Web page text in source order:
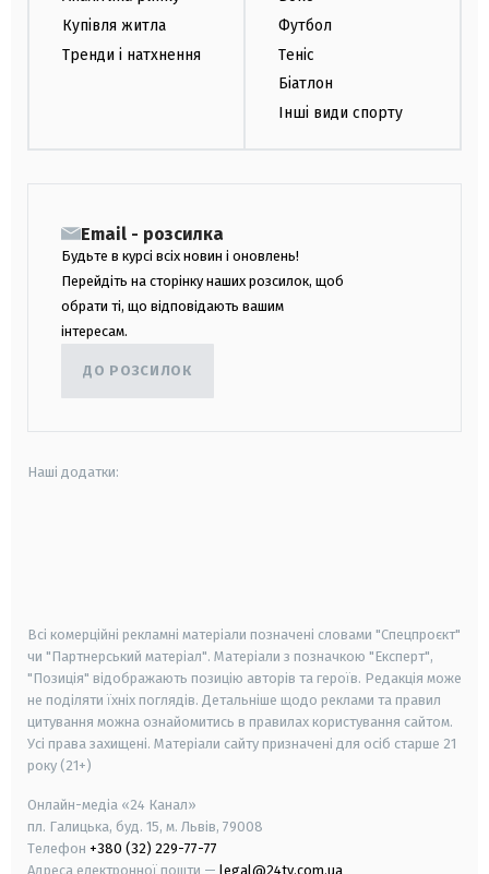
Купівля житла
Тренди і натхнення
Футбол
Теніс
Біатлон
Інші види спорту
Email - розсилка
Будьте в курсі всіх новин і оновлень!
Перейдіть на сторінку наших розсилок, щоб
обрати ті, що відповідають вашим
інтересам.
ДО РОЗСИЛОК
Наші додатки:
Всі комерційні рекламні матеріали позначені словами "Спецпроєкт"
чи "Партнерський матеріал". Матеріали з позначкою "Експерт",
"Позиція" відображають позицію авторів та героїв. Редакція може
не поділяти їхніх поглядів. Детальніше щодо реклами та правил
цитування можна ознайомитись в правилах користування сайтом.
Усі права захищені. Матеріали сайту призначені для осіб старше 21
року (21+)
Онлайн-медіа «24 Канал»
пл. Галицька, буд. 15, м. Львів, 79008
Телефон +380 (32) 229-77-77
Адреса електронної пошти — legal@24tv.com.ua